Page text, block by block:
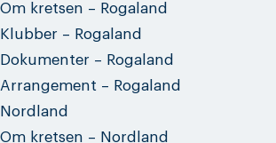
Om kretsen – Rogaland
Klubber – Rogaland
Dokumenter – Rogaland
Arrangement – Rogaland
Nordland
Om kretsen – Nordland